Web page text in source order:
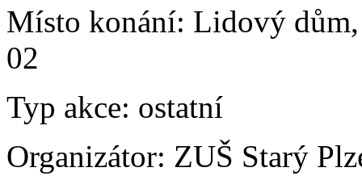
Místo konání: Lidový dům,
02
Typ akce: ostatní
Organizátor: ZUŠ Starý